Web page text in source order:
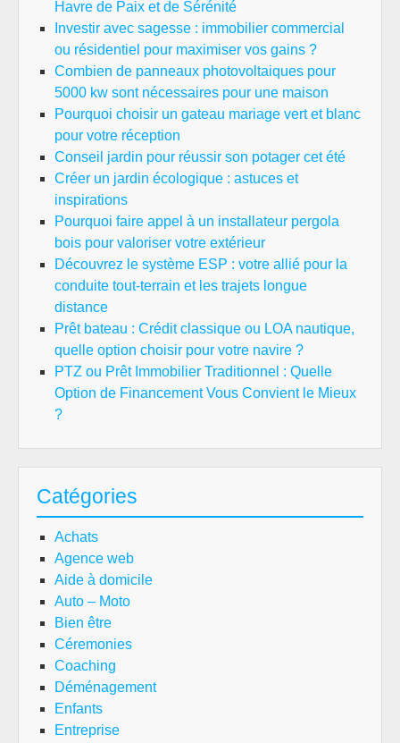
Havre de Paix et de Sérénité
Investir avec sagesse : immobilier commercial
ou résidentiel pour maximiser vos gains ?
Combien de panneaux photovoltaiques pour
5000 kw sont nécessaires pour une maison
Pourquoi choisir un gateau mariage vert et blanc
pour votre réception
Conseil jardin pour réussir son potager cet été
Créer un jardin écologique : astuces et
inspirations
Pourquoi faire appel à un installateur pergola
bois pour valoriser votre extérieur
Découvrez le système ESP : votre allié pour la
conduite tout-terrain et les trajets longue
distance
Prêt bateau : Crédit classique ou LOA nautique,
quelle option choisir pour votre navire ?
PTZ ou Prêt Immobilier Traditionnel : Quelle
Option de Financement Vous Convient le Mieux
?
Catégories
Achats
Agence web
Aide à domicile
Auto – Moto
Bien être
Céremonies
Coaching
Déménagement
Enfants
Entreprise